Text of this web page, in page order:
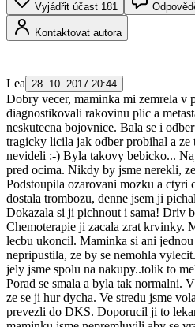
Vyjádřit účast 181
Kontaktovat autora
Lea 28. 10. 2017 20:44
Dobry vecer, maminka mi zemrela v
diagnostikovali rakovinu plic a
neskutecna bojovnice. Bala se i
tragicky licila jak odber probihal a ze
nevideli :-) Byla takovy bebicko...
pred ocima. Nikdy by jsme nerekli,
Podstoupila ozarovani mozku a ctyri
dostala trombozu, denne jsem ji
Dokazala si ji pichnout i sama! Driv
Chemoterapie ji zacala zrat krvinky.
lecbu ukoncil. Maminka si ani
nepripustila, ze by se nemohla
jely jsme spolu na nakupy..tolik to
Porad se smala a byla tak normalni.
ze se ji hur dycha. Ve stredu jsme
prevezli do DKS. Doporucil ji to